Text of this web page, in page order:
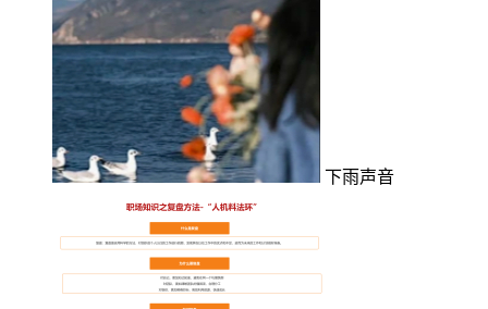
下雨声音